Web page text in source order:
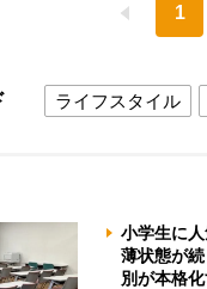
1
ライフスタイル
小学生に
薄状態が
別が本格化